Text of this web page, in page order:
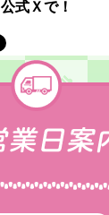
公式Ｘで！